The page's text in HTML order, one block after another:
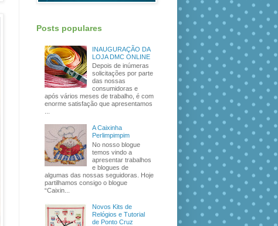
Posts populares
INAUGURAÇÃO DA
LOJA DMC ONLINE
Depois de inúmeras
solicitações por parte
das nossas
consumidoras e
após vários meses de trabalho, é com
enorme satisfação que apresentamos
A Caixinha
Perlimpimpim
No nosso blogue
temos vindo a
apresentar trabalhos
e blogues de
algumas das nossas seguidoras. Hoje
partilhamos consigo o blogue
“Caixin...
Novos Kits de
Relógios e Tutorial
de Ponto Cruz